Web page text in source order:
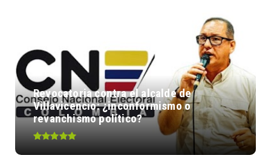
Revocatoria contra el alcalde de
Villavicencio: ¿inconformismo o
revanchismo político?